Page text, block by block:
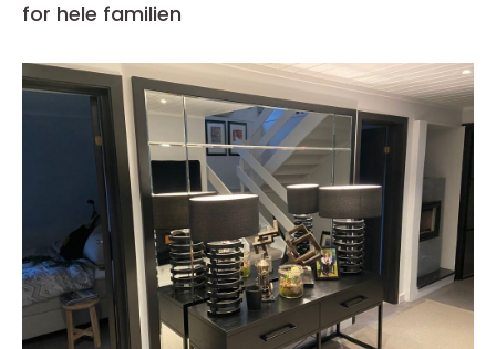
for hele familien